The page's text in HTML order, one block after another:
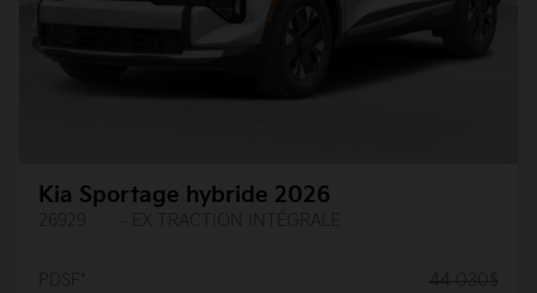
Kia Sportage hybride 2026